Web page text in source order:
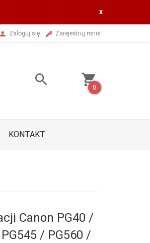
x
Zaloguj się Zarejestruj mnie
0
KONTAKT
Canon PG40 /
/ PG560 /